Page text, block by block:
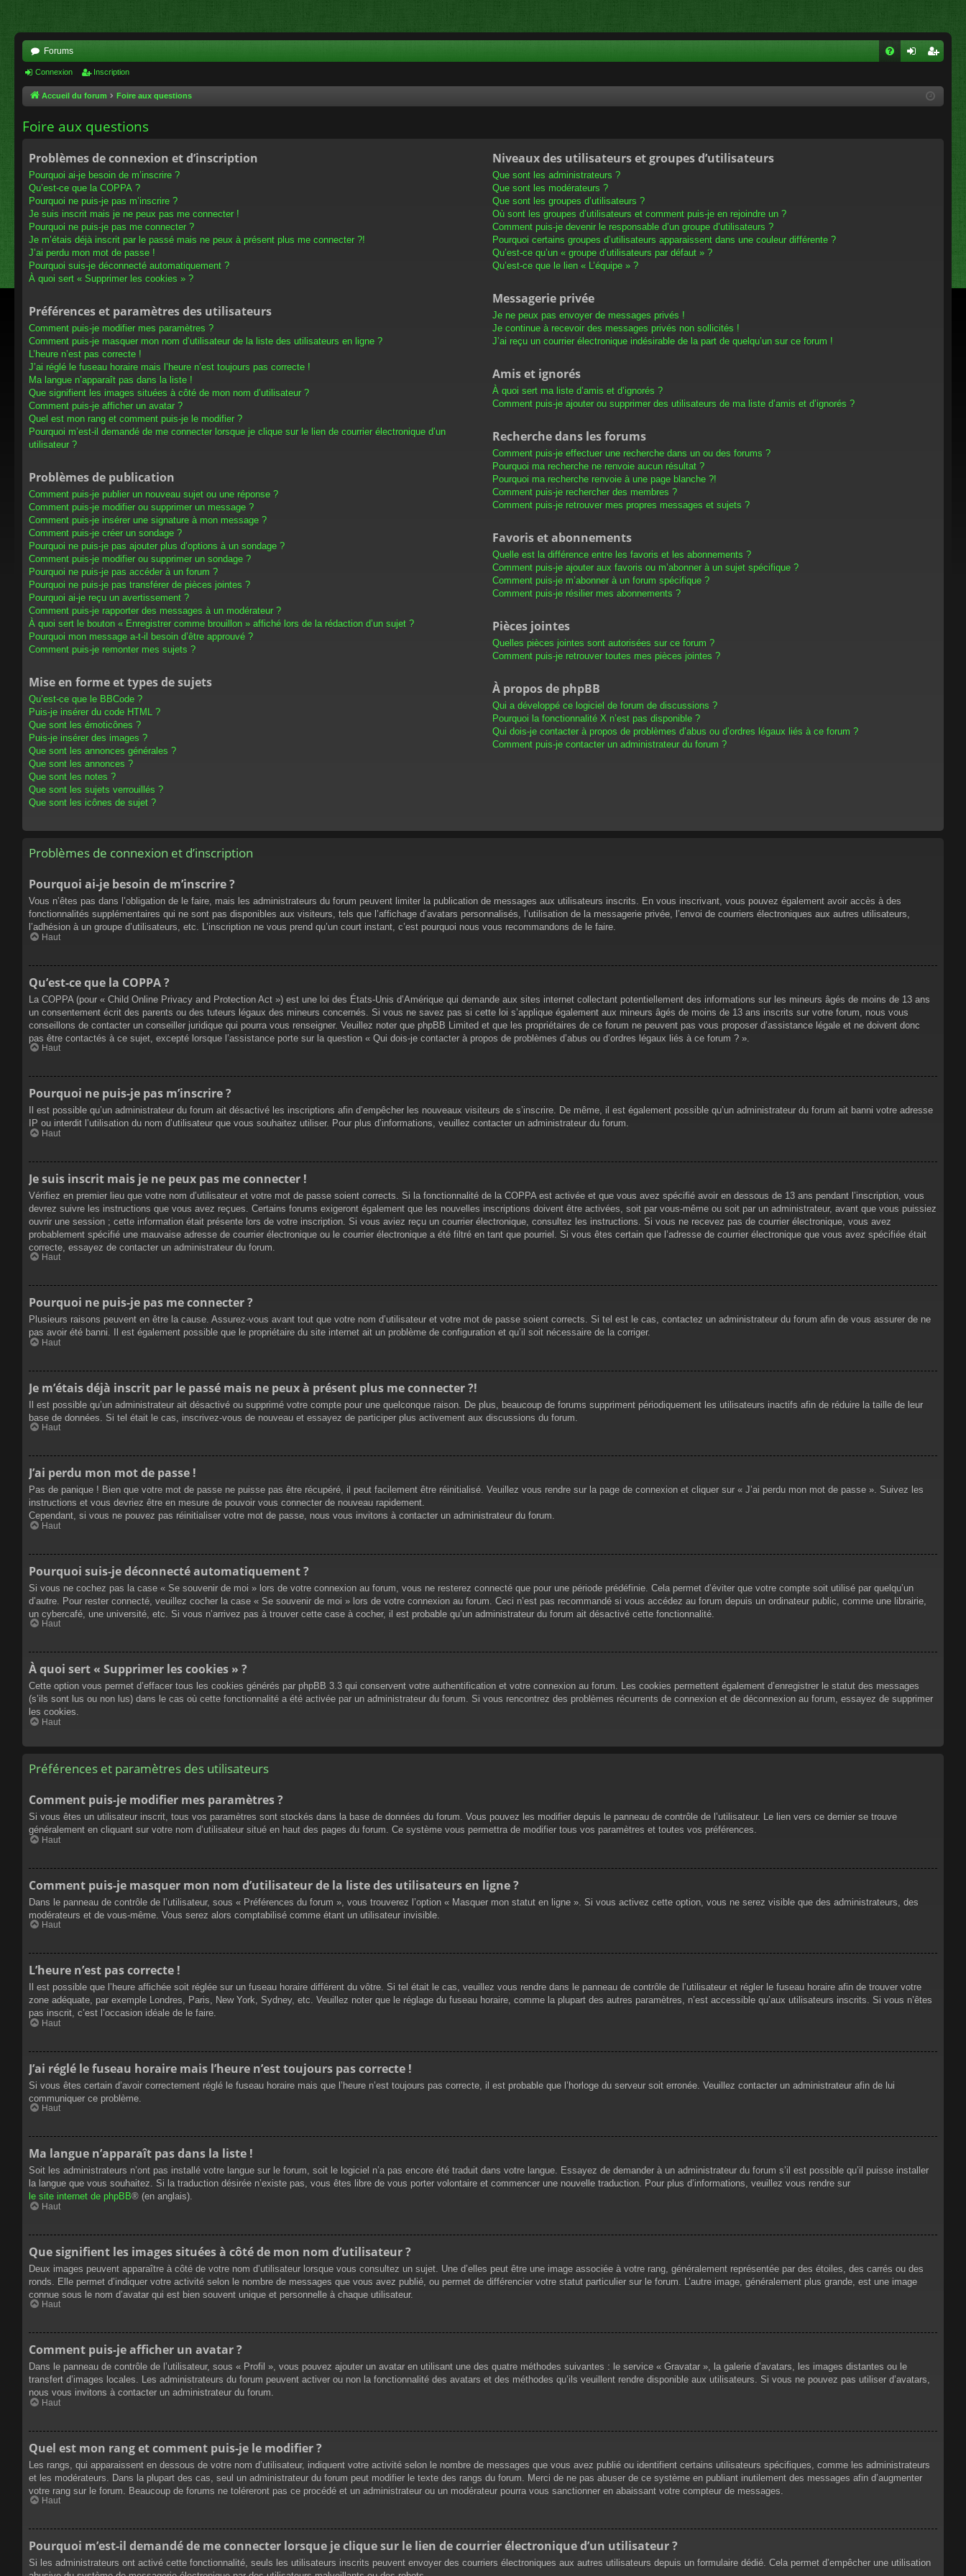
Forums
cri
Connexion Inscription
Accueil du forum Foire aux questions
Foire aux questions
Problèmes de connexion et d’inscription
Pourquoi ai-je besoin de m’inscrire ?
Qu’est-ce que la COPPA ?
Pourquoi ne puis-je pas m’inscrire ?
Je suis inscrit mais je ne peux pas me connecter !
Pourquoi ne puis-je pas me connecter ?
Je m’étais déjà inscrit par le passé mais ne peux à présent plus me connecter ?!
J’ai perdu mon mot de passe !
Pourquoi suis-je déconnecté automatiquement ?
À quoi sert « Supprimer les cookies » ?
Préférences et paramètres des utilisateurs
Comment puis-je modifier mes paramètres ?
Comment puis-je masquer mon nom d’utilisateur de la liste des utilisateurs en ligne ?
L’heure n’est pas correcte !
J’ai réglé le fuseau horaire mais l’heure n’est toujours pas correcte !
Ma langue n’apparaît pas dans la liste !
Que signifient les images situées à côté de mon nom d’utilisateur ?
Comment puis-je afficher un avatar ?
Quel est mon rang et comment puis-je le modifier ?
Pourquoi m’est-il demandé de me connecter lorsque je clique sur le lien de courrier électronique d’un
utilisateur ?
Problèmes de publication
Comment puis-je publier un nouveau sujet ou une réponse ?
Comment puis-je modifier ou supprimer un message ?
Comment puis-je insérer une signature à mon message ?
Comment puis-je créer un sondage ?
Pourquoi ne puis-je pas ajouter plus d’options à un sondage ?
Comment puis-je modifier ou supprimer un sondage ?
Pourquoi ne puis-je pas accéder à un forum ?
Pourquoi ne puis-je pas transférer de pièces jointes ?
Pourquoi ai-je reçu un avertissement ?
Comment puis-je rapporter des messages à un modérateur ?
À quoi sert le bouton « Enregistrer comme brouillon » affiché lors de la rédaction d’un sujet ?
Pourquoi mon message a-t-il besoin d’être approuvé ?
Comment puis-je remonter mes sujets ?
Mise en forme et types de sujets
Qu’est-ce que le BBCode ?
Puis-je insérer du code HTML ?
Que sont les émoticônes ?
Puis-je insérer des images ?
Que sont les annonces générales ?
Que sont les annonces ?
Que sont les notes ?
Que sont les sujets verrouillés ?
Que sont les icônes de sujet ?
Niveaux des utilisateurs et groupes d’utilisateurs
Que sont les administrateurs ?
Que sont les modérateurs ?
Que sont les groupes d’utilisateurs ?
Où sont les groupes d’utilisateurs et comment puis-je en rejoindre un ?
Comment puis-je devenir le responsable d’un groupe d’utilisateurs ?
Pourquoi certains groupes d’utilisateurs apparaissent dans une couleur différente ?
Qu’est-ce qu’un « groupe d’utilisateurs par défaut » ?
Qu’est-ce que le lien « L’équipe » ?
Messagerie privée
Je ne peux pas envoyer de messages privés !
Je continue à recevoir des messages privés non sollicités !
J’ai reçu un courrier électronique indésirable de la part de quelqu’un sur ce forum !
Amis et ignorés
À quoi sert ma liste d’amis et d’ignorés ?
Comment puis-je ajouter ou supprimer des utilisateurs de ma liste d’amis et d’ignorés ?
Recherche dans les forums
Comment puis-je effectuer une recherche dans un ou des forums ?
Pourquoi ma recherche ne renvoie aucun résultat ?
Pourquoi ma recherche renvoie à une page blanche ?!
Comment puis-je rechercher des membres ?
Comment puis-je retrouver mes propres messages et sujets ?
Favoris et abonnements
Quelle est la différence entre les favoris et les abonnements ?
Comment puis-je ajouter aux favoris ou m’abonner à un sujet spécifique ?
Comment puis-je m’abonner à un forum spécifique ?
Comment puis-je résilier mes abonnements ?
Pièces jointes
Quelles pièces jointes sont autorisées sur ce forum ?
Comment puis-je retrouver toutes mes pièces jointes ?
À propos de phpBB
Qui a développé ce logiciel de forum de discussions ?
Pourquoi la fonctionnalité X n’est pas disponible ?
Qui dois-je contacter à propos de problèmes d’abus ou d’ordres légaux liés à ce forum ?
Comment puis-je contacter un administrateur du forum ?
Problèmes de connexion et d’inscription
Pourquoi ai-je besoin de m’inscrire ?
Vous n’êtes pas dans l’obligation de le faire, mais les administrateurs du forum peuvent limiter la publication de messages aux utilisateurs inscrits. En vous inscrivant, vous pouvez également avoir accès à des
fonctionnalités supplémentaires qui ne sont pas disponibles aux visiteurs, tels que l’affichage d’avatars personnalisés, l’utilisation de la messagerie privée, l’envoi de courriers électroniques aux autres utilisateurs,
l’adhésion à un groupe d’utilisateurs, etc. L’inscription ne vous prend qu’un court instant, c’est pourquoi nous vous recommandons de le faire.
Haut
Qu’est-ce que la COPPA ?
La COPPA (pour « Child Online Privacy and Protection Act ») est une loi des États-Unis d’Amérique qui demande aux sites internet collectant potentiellement des informations sur les mineurs âgés de moins de 13 ans
un consentement écrit des parents ou des tuteurs légaux des mineurs concernés. Si vous ne savez pas si cette loi s’applique également aux mineurs âgés de moins de 13 ans inscrits sur votre forum, nous vous
conseillons de contacter un conseiller juridique qui pourra vous renseigner. Veuillez noter que phpBB Limited et que les propriétaires de ce forum ne peuvent pas vous proposer d’assistance légale et ne doivent donc
pas être contactés à ce sujet, excepté lorsque l’assistance porte sur la question « Qui dois-je contacter à propos de problèmes d’abus ou d’ordres légaux liés à ce forum ? ».
Haut
Pourquoi ne puis-je pas m’inscrire ?
Il est possible qu’un administrateur du forum ait désactivé les inscriptions afin d’empêcher les nouveaux visiteurs de s’inscrire. De même, il est également possible qu’un administrateur du forum ait banni votre adresse
IP ou interdit l’utilisation du nom d’utilisateur que vous souhaitez utiliser. Pour plus d’informations, veuillez contacter un administrateur du forum.
Haut
Je suis inscrit mais je ne peux pas me connecter !
Vérifiez en premier lieu que votre nom d’utilisateur et votre mot de passe soient corrects. Si la fonctionnalité de la COPPA est activée et que vous avez spécifié avoir en dessous de 13 ans pendant l’inscription, vous
devrez suivre les instructions que vous avez reçues. Certains forums exigeront également que les nouvelles inscriptions doivent être activées, soit par vous-même ou soit par un administrateur, avant que vous puissiez
ouvrir une session ; cette information était présente lors de votre inscription. Si vous aviez reçu un courrier électronique, consultez les instructions. Si vous ne recevez pas de courrier électronique, vous avez
probablement spécifié une mauvaise adresse de courrier électronique ou le courrier électronique a été filtré en tant que pourriel. Si vous êtes certain que l’adresse de courrier électronique que vous avez spécifiée était
correcte, essayez de contacter un administrateur du forum.
Haut
Pourquoi ne puis-je pas me connecter ?
Plusieurs raisons peuvent en être la cause. Assurez-vous avant tout que votre nom d’utilisateur et votre mot de passe soient corrects. Si tel est le cas, contactez un administrateur du forum afin de vous assurer de ne
pas avoir été banni. Il est également possible que le propriétaire du site internet ait un problème de configuration et qu’il soit nécessaire de la corriger.
Haut
Je m’étais déjà inscrit par le passé mais ne peux à présent plus me connecter ?!
Il est possible qu’un administrateur ait désactivé ou supprimé votre compte pour une quelconque raison. De plus, beaucoup de forums suppriment périodiquement les utilisateurs inactifs afin de réduire la taille de leur
base de données. Si tel était le cas, inscrivez-vous de nouveau et essayez de participer plus activement aux discussions du forum.
Haut
J’ai perdu mon mot de passe !
Pas de panique ! Bien que votre mot de passe ne puisse pas être récupéré, il peut facilement être réinitialisé. Veuillez vous rendre sur la page de connexion et cliquer sur « J’ai perdu mon mot de passe ». Suivez les
instructions et vous devriez être en mesure de pouvoir vous connecter de nouveau rapidement.
Cependant, si vous ne pouvez pas réinitialiser votre mot de passe, nous vous invitons à contacter un administrateur du forum.
Haut
Pourquoi suis-je déconnecté automatiquement ?
Si vous ne cochez pas la case « Se souvenir de moi » lors de votre connexion au forum, vous ne resterez connecté que pour une période prédéfinie. Cela permet d’éviter que votre compte soit utilisé par quelqu’un
d’autre. Pour rester connecté, veuillez cocher la case « Se souvenir de moi » lors de votre connexion au forum. Ceci n’est pas recommandé si vous accédez au forum depuis un ordinateur public, comme une librairie,
un cybercafé, une université, etc. Si vous n’arrivez pas à trouver cette case à cocher, il est probable qu’un administrateur du forum ait désactivé cette fonctionnalité.
Haut
À quoi sert « Supprimer les cookies » ?
Cette option vous permet d’effacer tous les cookies générés par phpBB 3.3 qui conservent votre authentification et votre connexion au forum. Les cookies permettent également d’enregistrer le statut des messages
(s’ils sont lus ou non lus) dans le cas où cette fonctionnalité a été activée par un administrateur du forum. Si vous rencontrez des problèmes récurrents de connexion et de déconnexion au forum, essayez de supprimer
les cookies.
Haut
Préférences et paramètres des utilisateurs
Comment puis-je modifier mes paramètres ?
Si vous êtes un utilisateur inscrit, tous vos paramètres sont stockés dans la base de données du forum. Vous pouvez les modifier depuis le panneau de contrôle de l’utilisateur. Le lien vers ce dernier se trouve
généralement en cliquant sur votre nom d’utilisateur situé en haut des pages du forum. Ce système vous permettra de modifier tous vos paramètres et toutes vos préférences.
Haut
Comment puis-je masquer mon nom d’utilisateur de la liste des utilisateurs en ligne ?
Dans le panneau de contrôle de l’utilisateur, sous « Préférences du forum », vous trouverez l’option « Masquer mon statut en ligne ». Si vous activez cette option, vous ne serez visible que des administrateurs, des
modérateurs et de vous-même. Vous serez alors comptabilisé comme étant un utilisateur invisible.
Haut
L’heure n’est pas correcte !
Il est possible que l’heure affichée soit réglée sur un fuseau horaire différent du vôtre. Si tel était le cas, veuillez vous rendre dans le panneau de contrôle de l’utilisateur et régler le fuseau horaire afin de trouver votre
zone adéquate, par exemple Londres, Paris, New York, Sydney, etc. Veuillez noter que le réglage du fuseau horaire, comme la plupart des autres paramètres, n’est accessible qu’aux utilisateurs inscrits. Si vous n’êtes
pas inscrit, c’est l’occasion idéale de le faire.
Haut
J’ai réglé le fuseau horaire mais l’heure n’est toujours pas correcte !
Si vous êtes certain d’avoir correctement réglé le fuseau horaire mais que l’heure n’est toujours pas correcte, il est probable que l’horloge du serveur soit erronée. Veuillez contacter un administrateur afin de lui
communiquer ce problème.
Haut
Ma langue n’apparaît pas dans la liste !
Soit les administrateurs n’ont pas installé votre langue sur le forum, soit le logiciel n’a pas encore été traduit dans votre langue. Essayez de demander à un administrateur du forum s’il est possible qu’il puisse installer
la langue que vous souhaitez. Si la traduction désirée n’existe pas, vous êtes libre de vous porter volontaire et commencer une nouvelle traduction. Pour plus d’informations, veuillez vous rendre sur
le site internet de phpBB® (en anglais).
Haut
Que signifient les images situées à côté de mon nom d’utilisateur ?
Deux images peuvent apparaître à côté de votre nom d’utilisateur lorsque vous consultez un sujet. Une d’elles peut être une image associée à votre rang, généralement représentée par des étoiles, des carrés ou des
ronds. Elle permet d’indiquer votre activité selon le nombre de messages que vous avez publié, ou permet de différencier votre statut particulier sur le forum. L’autre image, généralement plus grande, est une image
connue sous le nom d’avatar qui est bien souvent unique et personnelle à chaque utilisateur.
Haut
Comment puis-je afficher un avatar ?
Dans le panneau de contrôle de l’utilisateur, sous « Profil », vous pouvez ajouter un avatar en utilisant une des quatre méthodes suivantes : le service « Gravatar », la galerie d’avatars, les images distantes ou le
transfert d’images locales. Les administrateurs du forum peuvent activer ou non la fonctionnalité des avatars et des méthodes qu’ils veuillent rendre disponible aux utilisateurs. Si vous ne pouvez pas utiliser d’avatars,
nous vous invitons à contacter un administrateur du forum.
Haut
Quel est mon rang et comment puis-je le modifier ?
Les rangs, qui apparaissent en dessous de votre nom d’utilisateur, indiquent votre activité selon le nombre de messages que vous avez publié ou identifient certains utilisateurs spécifiques, comme les administrateurs
et les modérateurs. Dans la plupart des cas, seul un administrateur du forum peut modifier le texte des rangs du forum. Merci de ne pas abuser de ce système en publiant inutilement des messages afin d’augmenter
votre rang sur le forum. Beaucoup de forums ne toléreront pas ce procédé et un administrateur ou un modérateur pourra vous sanctionner en abaissant votre compteur de messages.
Haut
Pourquoi m’est-il demandé de me connecter lorsque je clique sur le lien de courrier électronique d’un utilisateur ?
Si les administrateurs ont activé cette fonctionnalité, seuls les utilisateurs inscrits peuvent envoyer des courriers électroniques aux autres utilisateurs depuis un formulaire dédié. Cela permet d’empêcher une utilisation